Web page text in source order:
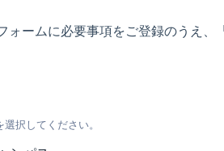
ォームに必要事項をご登録のうえ、
択してください。